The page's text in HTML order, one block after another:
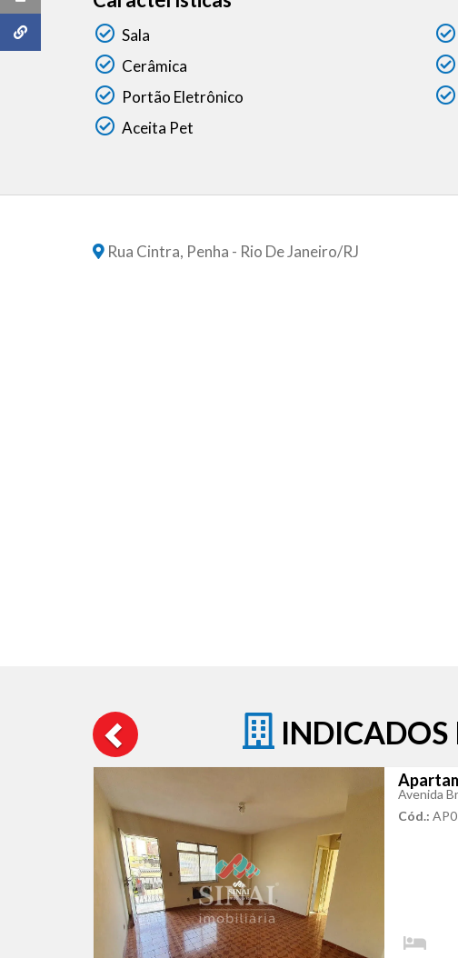
Sala
Cerâmica
Portão Eletrônico
Aceita Pet
Rua Cintra, Penha - Rio De Janeiro/RJ
INDICADOS
Avenida
Cód.: